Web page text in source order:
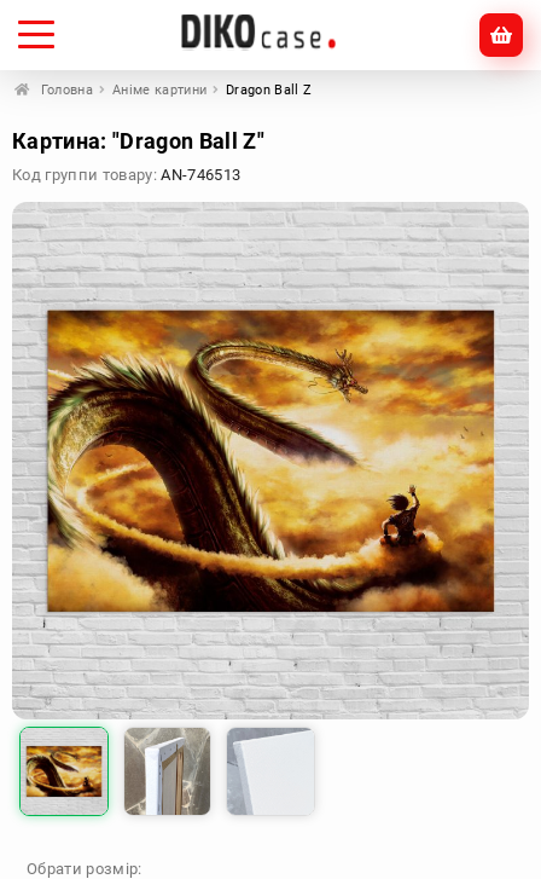
Головна Аніме картини Dragon Ball Z
Картина: "Dragon Ball Z"
Код группи товару:AN-746513
Обрати розмір: